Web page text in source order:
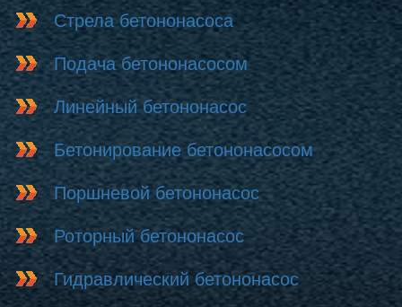
Стрела бетононасоса
Подача бетононасосом
Линейный бетононасос
Бетонирование бетононасосом
Поршневой бетононасос
Роторный бетононасос
Гидравлический бетононасос